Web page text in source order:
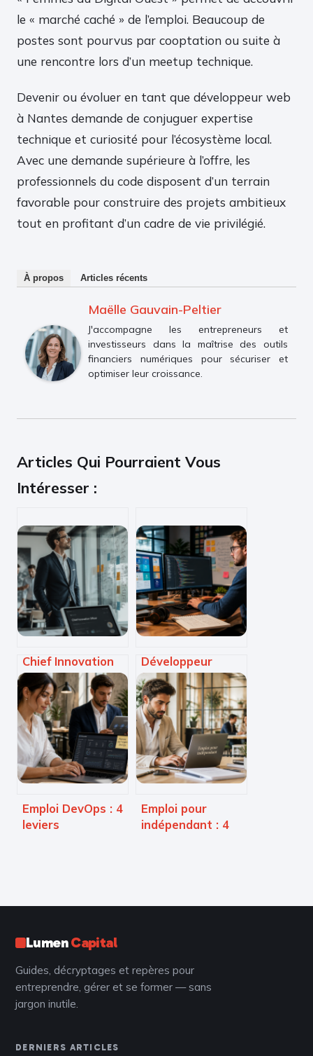
le « marché caché » de l’emploi. Beaucoup de
postes sont pourvus par cooptation ou suite à
une rencontre lors d’un meetup technique.
Devenir ou évoluer en tant que développeur web
à Nantes demande de conjuguer expertise
technique et curiosité pour l’écosystème local.
Avec une demande supérieure à l’offre, les
professionnels du code disposent d’un terrain
favorable pour construire des projets ambitieux
tout en profitant d’un cadre de vie privilégié.
À propos Articles récents
Maëlle Gauvain-Peltier
J'accompagne les entrepreneurs et
investisseurs dans la maîtrise des outils
financiers numériques pour sécuriser et
optimiser leur croissance.
Articles Qui Pourraient Vous
Intéresser :
Chief Innovation
Officer : pourquoi
ce rôle est
devenu le moteur
de votre
croissance
Développeur
frontend : le trait
d’union entre
design, technique
et expérience
utilisateur
Emploi DevOps : 4
leviers
Emploi pour
indépendant : 4
intensive
LumenCapital
Guides, décryptages et repères pour
entreprendre, gérer et se former — sans
jargon inutile.
DERNIERS ARTICLES